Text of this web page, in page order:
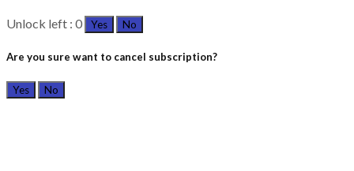
Unlock left : 0 Yes No
Are you sure want to cancel subscription?
Yes No